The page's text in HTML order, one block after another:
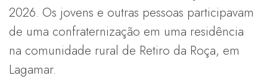
2026. Os jovens e outras pessoas participavam
de uma confraternização em uma residência
na comunidade rural de Retiro da Roça, em
Lagamar.